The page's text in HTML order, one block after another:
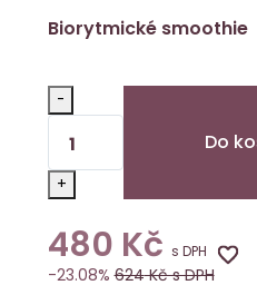
Biorytmické smoothie
-
+
Do
480 Kč s DPH
-23.08% 624Kč s DPH